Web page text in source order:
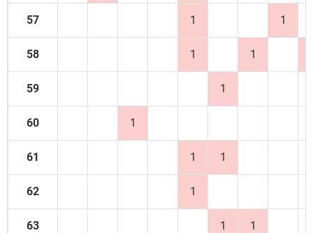
57 1 1
58 1 1
59 1
60 1
61 1 1
62 1
63 1 1